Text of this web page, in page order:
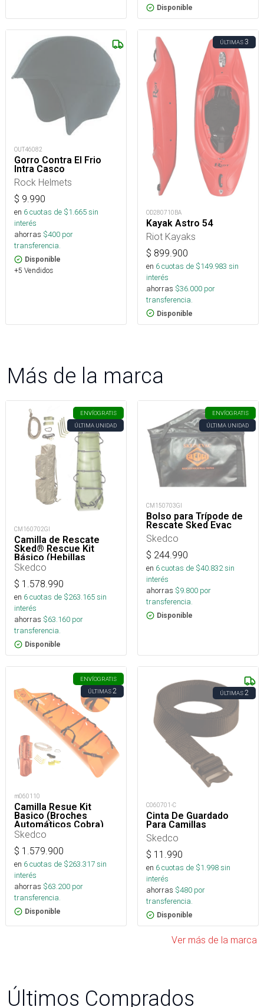
Disponible
OUT46082
Gorro Contra El Frio
Intra Casco
Rock Helmets
$ 9.990
en 6cuotas de $1.665sin
interés
ahorras $400 por
transferencia.
Disponible
+5 Vendidos
ÚLTIMAS3
OD280710BA
Kayak Astro 54
Riot Kayaks
$ 899.900
en 6cuotas de $149.983 sin
interés
ahorras $36.000 por
transferencia.
Disponible
Más de la marca
ENVÍOGRATIS
ÚLTIMA UNIDAD
CM160702GI
Camilla de Rescate
Sked® Rescue Kit
Básico (Hebillas
Metálicas)
Skedco
$ 1.578.990
en 6cuotas de $263.165sin
interés
ahorras $63.160 por
transferencia.
Disponible
ENVÍOGRATIS
ÚLTIMA UNIDAD
CM150703GI
Bolso para Trípode de
Rescate Sked Evac
Skedco
$ 244.990
en 6cuotas de $40.832sin
interés
ahorras $9.800 por
transferencia.
Disponible
ENVÍOGRATIS
ÚLTIMAS2
m060110
Camilla Resue Kit
Basico (Broches
Automáticos Cobra)
Skedco
$ 1.579.900
en 6cuotas de $263.317sin
interés
ahorras $63.200 por
transferencia.
Disponible
ÚLTIMAS2
C060701-C
Cinta De Guardado
Para Camillas
Skedco
$ 11.990
en 6cuotas de $1.998sin
interés
ahorras $480 por
transferencia.
Disponible
Ver más de la marca
Últimos Comprados